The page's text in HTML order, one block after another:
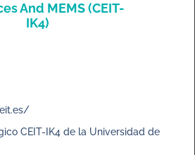
And MEMS (CEIT-
IK4)
CEIT-IK4 de la Universidad de